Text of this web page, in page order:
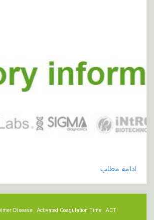
ادامه مطلب
ACT
Activated Coagulation Time
Disease